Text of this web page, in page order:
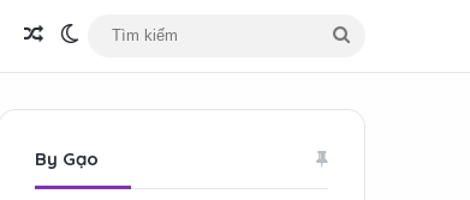
Bài viết ngẫu nhiên
Switch skin
kiếm
By Gạo